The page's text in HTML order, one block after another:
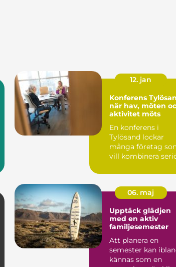
12. jan
Konferens
när hav, möten
aktivitet möts
En konferens i
Tylösand lockar
många företag
vill kombinera
06. maj
Upptäck glädjen
med en aktiv
familjesemester
Att planera en
semester kan
kännas som en